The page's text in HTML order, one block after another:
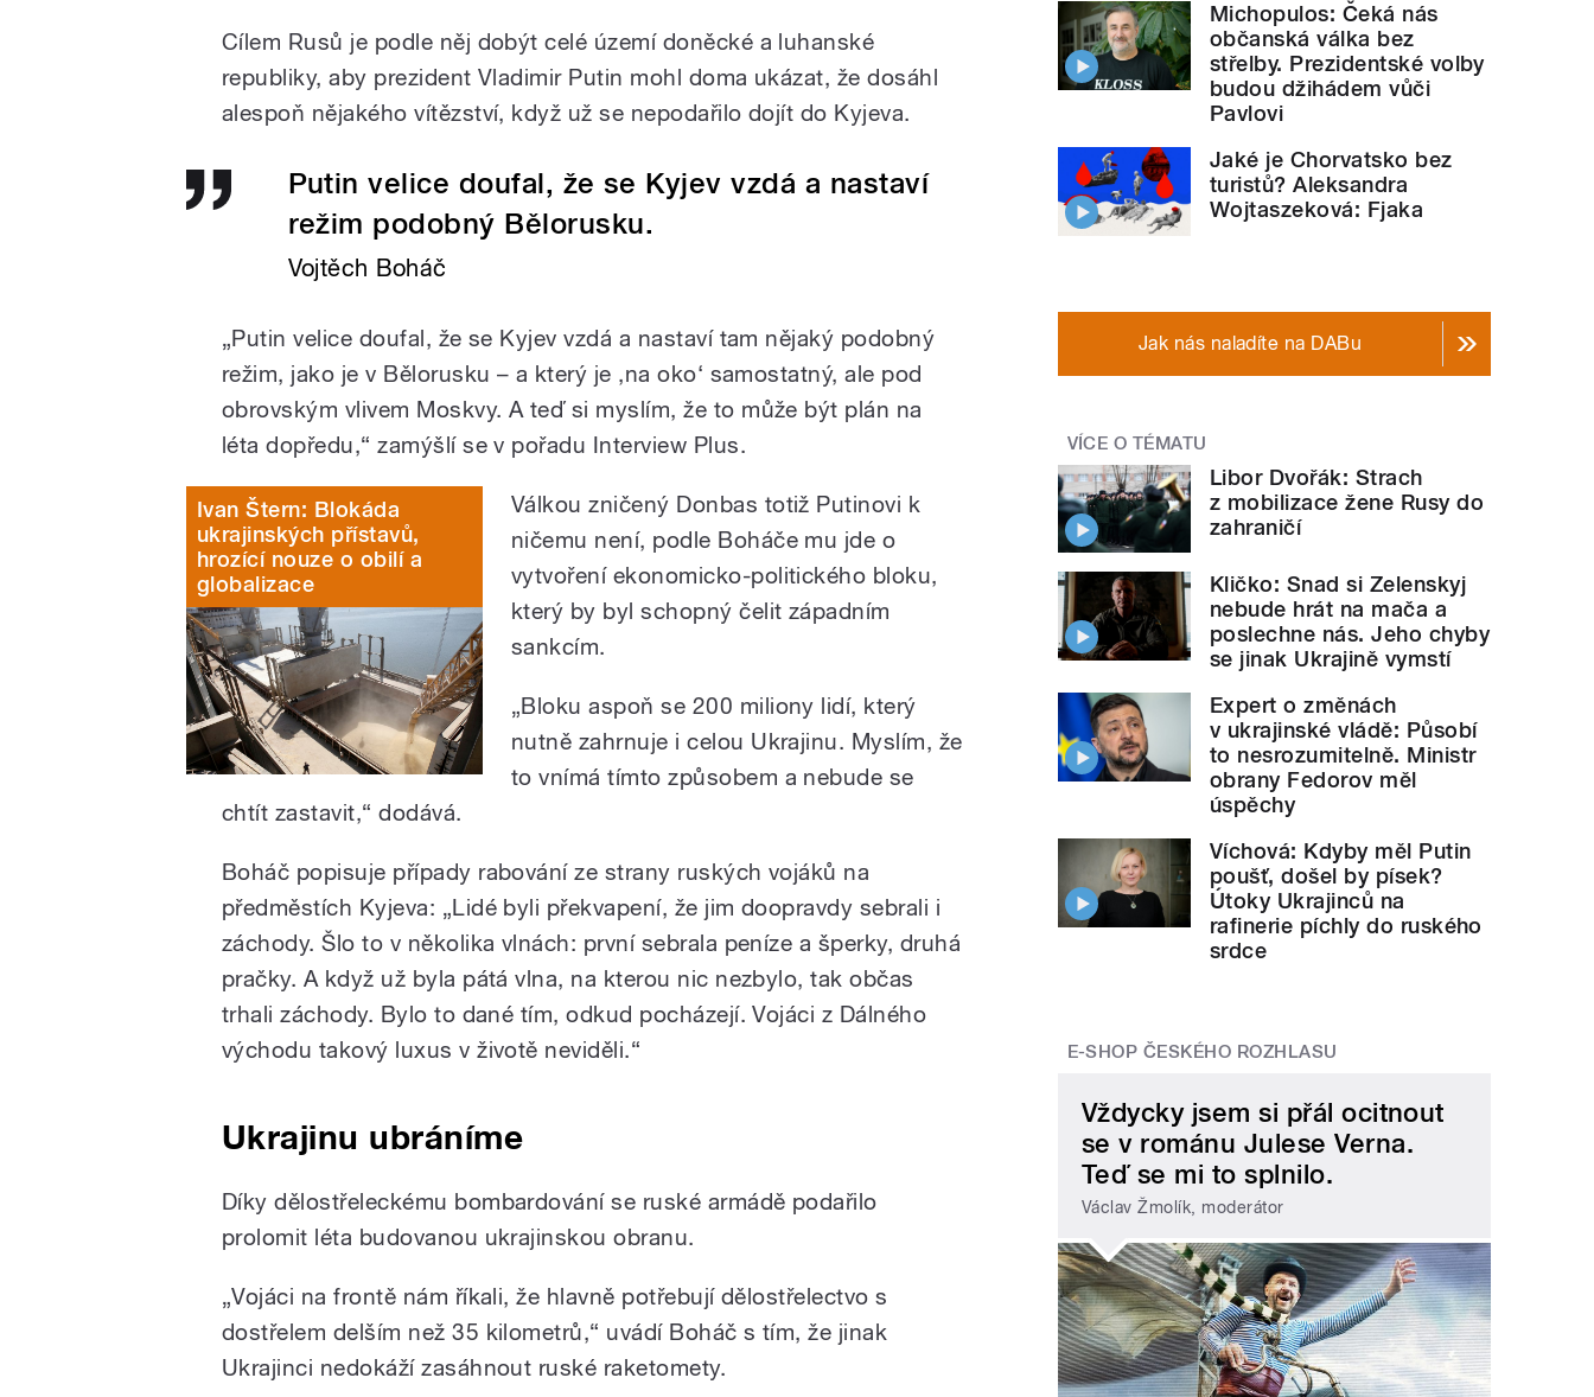
Cílem Rusů je podle něj dobýt celé území doněcké a luhanské
republiky, aby prezident Vladimir Putin mohl doma ukázat, že dosáhl
alespoň nějakého vítězství, když už se nepodařilo dojít do Kyjeva.
Putin velice doufal, že se Kyjev vzdá a nastaví
režim podobný Bělorusku.
Vojtěch Boháč
„Putin velice doufal, že se Kyjev vzdá a nastaví tam nějaký podobný
režim, jako je v Bělorusku – a který je ,na oko‘ samostatný, ale pod
obrovským vlivem Moskvy. A teď si myslím, že to může být plán na
léta dopředu,“ zamýšlí se v pořadu Interview Plus.
Ivan Štern: Blokáda
ukrajinských přístavů,
hrozící nouze o obilí a
globalizace
Válkou zničený Donbas totiž Putinovi k
ničemu není, podle Boháče mu jde o
vytvoření ekonomicko-politického bloku,
který by byl schopný čelit západním
sankcím.
„Bloku aspoň se 200 miliony lidí, který
nutně zahrnuje i celou Ukrajinu. Myslím, že
to vnímá tímto způsobem a nebude se
chtít zastavit,“ dodává.
Boháč popisuje případy rabování ze strany ruských vojáků na
předměstích Kyjeva: „Lidé byli překvapení, že jim doopravdy sebrali i
záchody. Šlo to v několika vlnách: první sebrala peníze a šperky, druhá
pračky. A když už byla pátá vlna, na kterou nic nezbylo, tak občas
trhali záchody. Bylo to dané tím, odkud pocházejí. Vojáci z Dálného
východu takový luxus v životě neviděli.“
Ukrajinu ubráníme
Díky dělostřeleckému bombardování se ruské armádě podařilo
prolomit léta budovanou ukrajinskou obranu.
„Vojáci na frontě nám říkali, že hlavně potřebují dělostřelectvo s
dostřelem delším než 35 kilometrů,“ uvádí Boháč s tím, že jinak
Ukrajinci nedokáží zasáhnout ruské raketomety.
Michopulos: Čeká nás
občanská válka bez
střelby. Prezidentské volby
budou džihádem vůči
Pavlovi
Jaké je Chorvatsko bez
turistů? Aleksandra
Wojtaszeková: Fjaka
Jak nás naladíte na DABu
VÍCE O TÉMATU
Libor Dvořák: Strach
z mobilizace žene Rusy do
zahraničí
Kličko: Snad si Zelenskyj
nebude hrát na mača a
poslechne nás. Jeho chyby
se jinak Ukrajině vymstí
Expert o změnách
v ukrajinské vládě: Působí
to nesrozumitelně. Ministr
obrany Fedorov měl
úspěchy
Víchová: Kdyby měl Putin
poušť, došel by písek?
Útoky Ukrajinců na
rafinerie píchly do ruského
srdce
E-SHOP ČESKÉHO ROZHLASU
Vždycky jsem si přál ocitnout
se v románu Julese Verna.
Teď se mi to splnilo.
Václav Žmolík, moderátor